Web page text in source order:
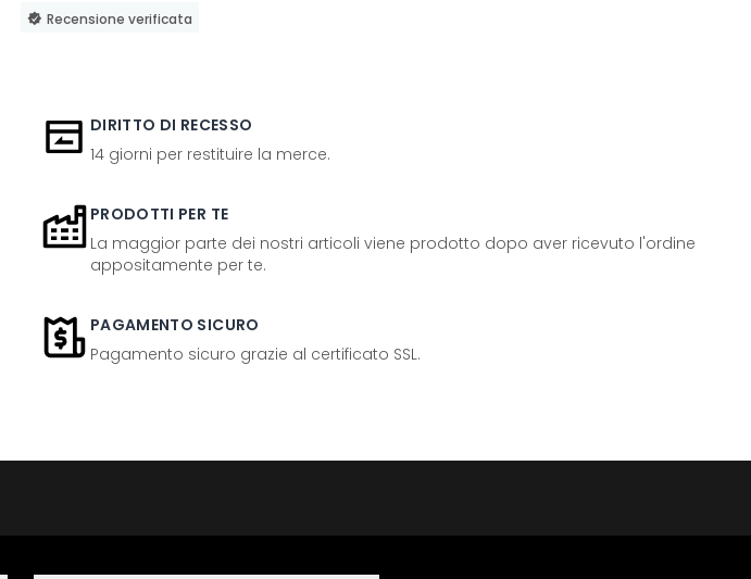
Recensione verificata
DIRITTO DI RECESSO
14 giorni per restituire la merce.
PRODOTTI PER TE
La maggior parte dei nostri articoli viene prodotto dopo aver ricevuto l'ordine
appositamente per te.
PAGAMENTO SICURO
Pagamento sicuro grazie al certificato SSL.